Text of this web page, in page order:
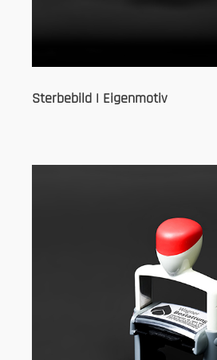
Sterbebild | Eigenmotiv